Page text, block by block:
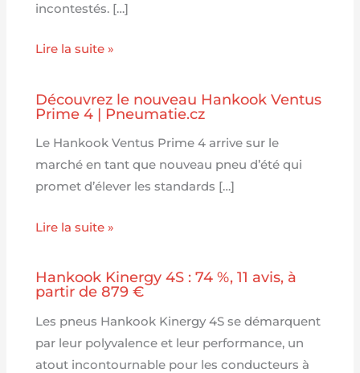
incontestés. […]
Lire la suite »
Découvrez le nouveau Hankook Ventus
Prime 4 | Pneumatie.cz
Le Hankook Ventus Prime 4 arrive sur le
marché en tant que nouveau pneu d’été qui
promet d’élever les standards […]
Lire la suite »
Hankook Kinergy 4S : 74 %, 11 avis, à
partir de 879 €
Les pneus Hankook Kinergy 4S se démarquent
par leur polyvalence et leur performance, un
atout incontournable pour les conducteurs à